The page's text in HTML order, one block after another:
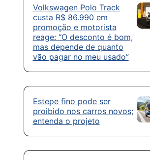
Volkswagen Polo Track
custa R$ 86.990 em
promoção e motorista
reage: “O desconto é bom,
mas depende de quanto
vão pagar no meu usado”
Estepe fino pode ser
proibido nos carros novos;
entenda o projeto